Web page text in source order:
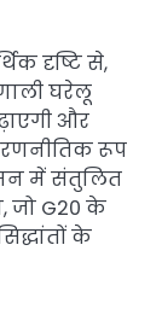
दृष्टि से,
घरेलू
और
रणनीतिक रूप
में संतुलित
जो G20 के
के